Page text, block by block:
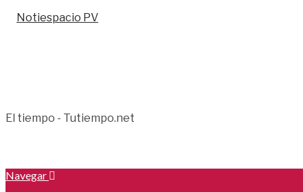
El tiempo - Tutiempo.net
Navegar